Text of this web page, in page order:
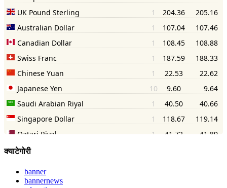
क्याटेगोरी
banner
bannernews